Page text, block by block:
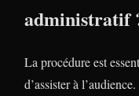
administratif
La procédure est
d’assister à